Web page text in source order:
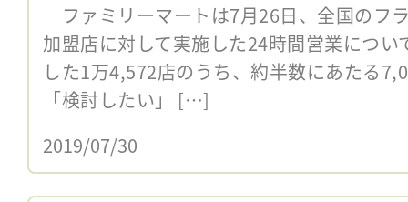
ファミリーマートは7月26日、全国のフ
加盟店に対して実施した24時間営業につ
した1万4,572店のうち、約半数にあたる
「検討したい」 […]
2019/07/30